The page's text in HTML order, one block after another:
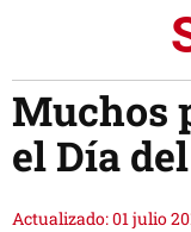
Muchos
el Día
Actualizado: 01 julio